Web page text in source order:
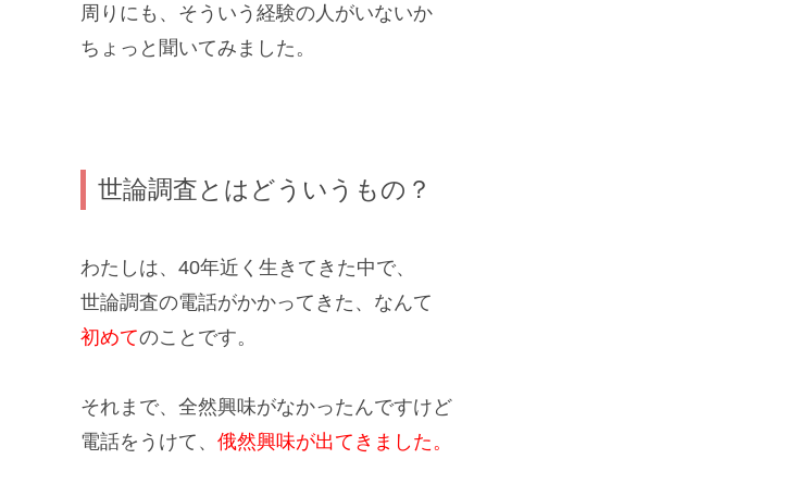
周りにも、そういう 経験の人がいないか
ちょっと聞いてみました。
世論調査とはどういうもの？
わたしは、40年近く生きてきた中で、
世論調査の電話がかかってきた、なんて
初めてのことです。
それまで、 全然興味がなかった んですけど
電話をうけて、 俄然興味が出てきました。